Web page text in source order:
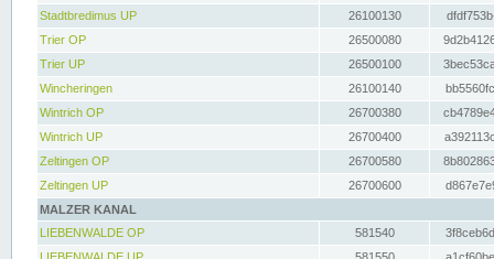
Stadtbredimus UP
26100130
Trier OP
26500080
Trier UP
26500100
Wincheringen
26100140
Wintrich OP
26700380
Wintrich UP
26700400
Zeltingen OP
26700580
Zeltingen UP
26700600
MALZER KANAL
LIEBENWALDE OP
581540